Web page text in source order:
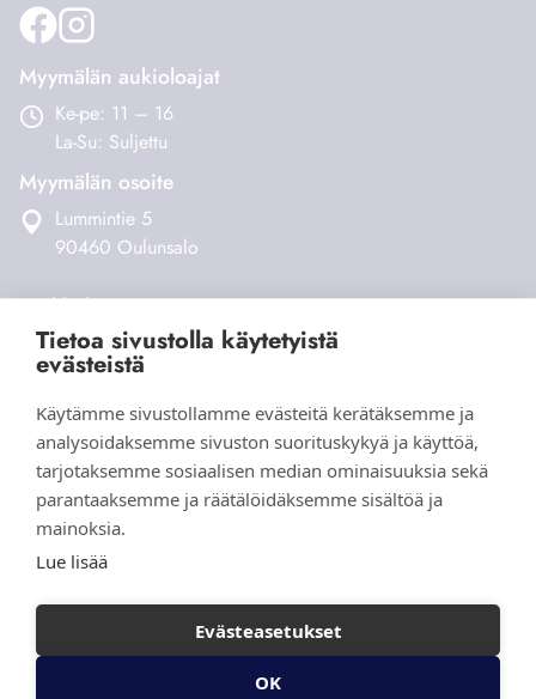
Tietoa sivustolla käytetyistä
evästeistä
Käytämme sivustollamme evästeitä kerätäksemme ja
analysoidaksemme sivuston suorituskykyä ja käyttöä,
tarjotaksemme sosiaalisen median ominaisuuksia sekä
parantaaksemme ja räätälöidäksemme sisältöä ja
mainoksia.
Lue lisää
Evästeasetukset
OK
Myymälän aukioloajat
Ke-pe: 11 – 16
La-Su: Suljettu
Myymälän osoite
Lummintie 5
90460 Oulunsalo
Verkkokauppa
Tilaus- ja toimitusehdot
Maksaminen ja toimitukset
Palautukset
Yhteystiedot
© 2026 Aihki Design |Tietosuojaseloste|Evästeasetukset